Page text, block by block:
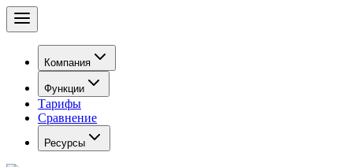
Компания
Функции
Тарифы
Сравнение
Ресурсы